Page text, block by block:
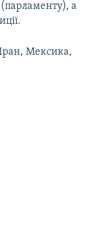
(парламенту), а
Мексика,